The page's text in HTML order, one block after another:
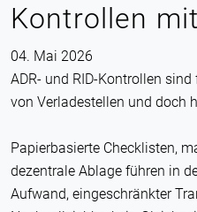
Kontrollen
04. Mai 2026
ADR- und RID-Kontrollen
von Verladestellen und doch
Papierbasierte Checklisten,
dezentrale Ablage führen in
Aufwand, eingeschränkter